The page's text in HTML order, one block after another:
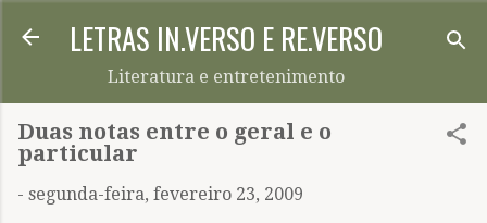
Pular para o conteúdo principal
LETRAS IN.VERSO E RE.VERSO
Literatura e entretenimento
Duas notas entre o geral e o
particular
- segunda-feira, fevereiro 23, 2009